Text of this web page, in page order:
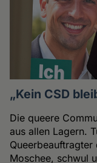
„Kein CSD
Die queere
aus allen Lagern.
Moschee, schwul